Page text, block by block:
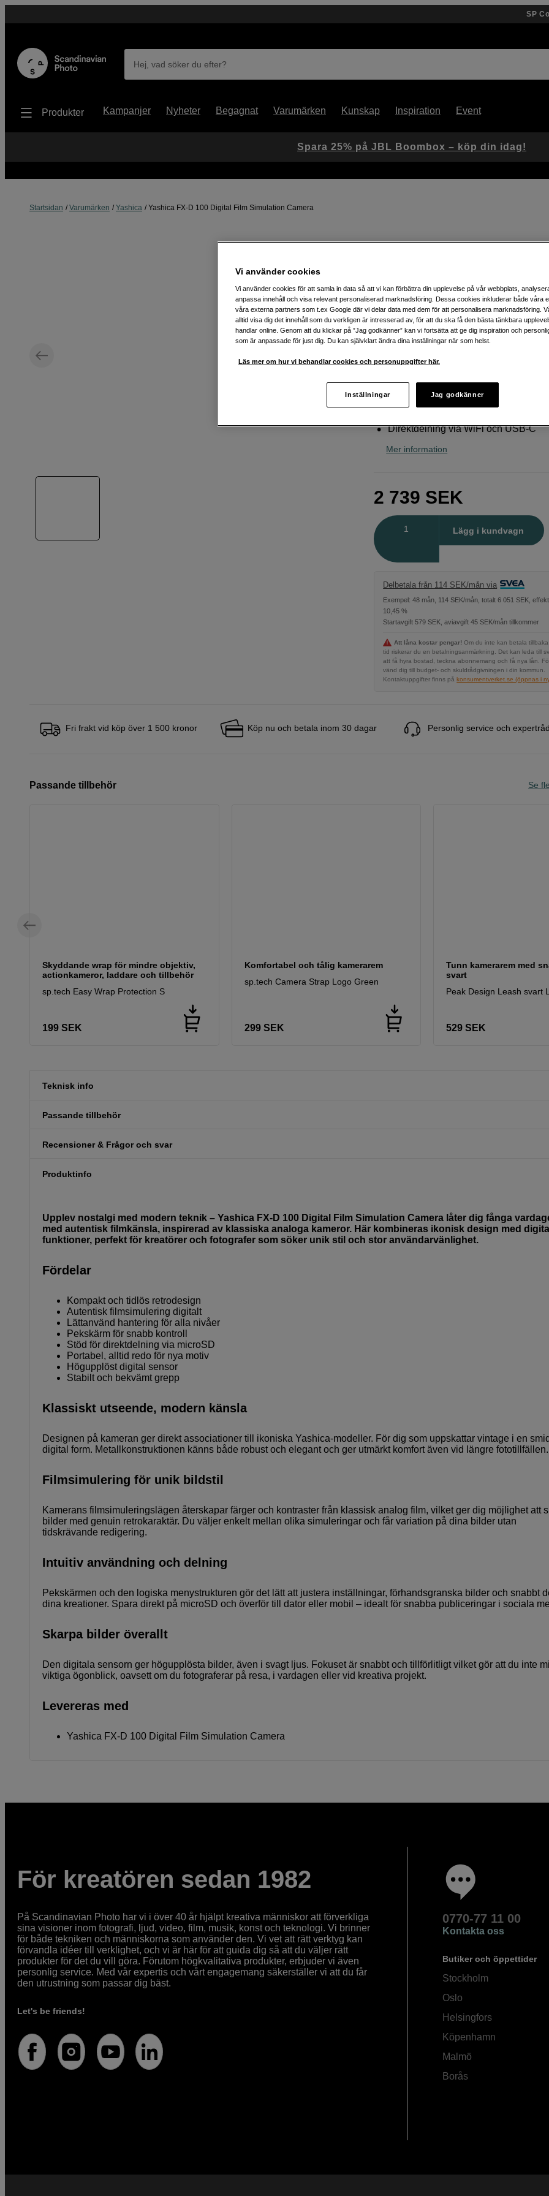
SP
Hej, vad söker du efter?
Produkter Kampanjer Nyheter Begagnat Varumärken Kunskap Inspiration Event
Startsidan Varumärken Yashica Yashica FX-D 100 Digital Film Simulation Camera
Yashica FX-D 100 Digital Film Simulation
Webblager:Finns i lager
Sensor på 24 megapixel för skarpa
Filmfilter med äkta analog känsla
Direktdelning via WiFi och USB-C
Mer information
2 739 SEK
Lägg i kundvagn
Delbetala från 114 SEK/mån via
Exempel: 48 mån, 114 SEK/mån, totalt 6 051 SEK,
10,45 %
Startavgift 579 SEK, aviavgift 45 SEK/mån tillkommer
Att låna kostar pengar! Om du inte kan betala
tid riskerar du en betalningsanmärkning. Det kan leda till
att få hyra bostad, teckna abonnemang och få nya lån.
vänd dig till budget- och skuldrådgivningen i din kommun.
Kontaktuppgifter finns på konsumentverket.se (öppnas i
Fri frakt vid köp över 1 500 kronor Köp nu och betala inom 30 dagar Personlig service och
Passande tillbehör Se
Skyddande wrap för mindre objektiv,
actionkameror, laddare och tillbehör
sp.tech Easy Wrap Protection S
199 SEK
Komfortabel och tålig kamerarem
sp.tech Camera Strap Logo Green
299 SEK
Tunn kamerarem med
svart
Peak Design Leash svart
529 SEK
Teknisk info
Passande tillbehör
Recensioner & Frågor och svar
Produktinfo
Upplev nostalgi med modern teknik – Yashica FX-D 100 Digital Film Simulation Camera låter dig fånga
med autentisk filmkänsla, inspirerad av klassiska analoga kameror. Här kombineras ikonisk design med
funktioner, perfekt för kreatörer och fotografer som söker unik stil och stor användarvänlighet.
Fördelar
Kompakt och tidlös retrodesign
Autentisk filmsimulering digitalt
Lättanvänd hantering för alla nivåer
Pekskärm för snabb kontroll
Stöd för direktdelning via microSD
Portabel, alltid redo för nya motiv
Högupplöst digital sensor
Stabilt och bekvämt grepp
Klassiskt utseende, modern känsla
Designen på kameran ger direkt associationer till ikoniska Yashica-modeller. För dig som uppskattar vintage i en
digital form. Metallkonstruktionen känns både robust och elegant och ger utmärkt komfort även vid längre fototillfällen.
Filmsimulering för unik bildstil
Kamerans filmsimuleringslägen återskapar färger och kontraster från klassisk analog film, vilket ger dig möjlighet att
bilder med genuin retrokaraktär. Du väljer enkelt mellan olika simuleringar och får variation på dina bilder utan
tidskrävande redigering.
Intuitiv användning och delning
Pekskärmen och den logiska menystrukturen gör det lätt att justera inställningar, förhandsgranska bilder och snabbt
dina kreationer. Spara direkt på microSD och överför till dator eller mobil – idealt för snabba publiceringar i sociala
Skarpa bilder överallt
Den digitala sensorn ger högupplösta bilder, även i svagt ljus. Fokuset är snabbt och tillförlitligt vilket gör att du inte
viktiga ögonblick, oavsett om du fotograferar på resa, i vardagen eller vid kreativa projekt.
Levereras med
Yashica FX-D 100 Digital Film Simulation Camera
För kreatören sedan 1982
På Scandinavian Photo har vi i över 40 år hjälpt kreativa människor att förverkliga
sina visioner inom fotografi, ljud, video, film, musik, konst och teknologi. Vi brinner
för både tekniken och människorna som använder den. Vi vet att rätt verktyg kan
förvandla idéer till verklighet, och vi är här för att guida dig så att du väljer rätt
produkter för det du vill göra. Förutom högkvalitativa produkter, erbjuder vi även
personlig service. Med vår expertis och vårt engagemang säkerställer vi att du får
den utrustning som passar dig bäst.
Let's be friends!
0770-77 11 00
Kontakta oss
Butiker och öppettider
Stockholm
Oslo
Helsingfors
Köpenhamn
Malmö
Borås
Spara 25% på JBL Boombox – köp din idag!
Vi använder cookies
Vi använder cookies för att samla in data så att vi kan förbättra din upplevelse på vår webbplats,
anpassa innehåll och visa relevant personaliserad marknadsföring. Dessa cookies inkluderar både våra
våra externa partners som t.ex Google där vi delar data med dem för att personalisera marknadsföring.
alltid visa dig det innehåll som du verkligen är intresserad av, för att du ska få den bästa tänkbara
handlar online. Genom att du klickar på ”Jag godkänner” kan vi fortsätta att ge dig inspiration och
som är anpassade för just dig. Du kan självklart ändra dina inställningar när som helst.
Läs mer om hur vi behandlar cookies och personuppgifter här.
Inställningar Jag godkänner